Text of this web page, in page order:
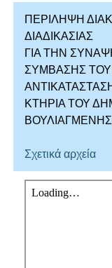
ΠΕΡΙΛΗΨΗ
ΔΙΑΔΙΚΑΣΙΑΣ
ΓΙΑ ΤΗΝ
ΣΥΜΒΑΣΗΣ ΤΟΥ
ΚΤΗΡΙΑ ΤΟΥ
ΒΟΥΛΙΑΓΜΕΝΗΣ
Σχετικά αρχεία